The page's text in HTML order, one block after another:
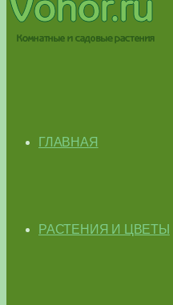
ГЛАВНАЯ
РАСТЕНИЯ И ЦВЕТЫ